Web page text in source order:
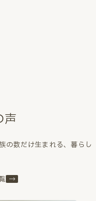
声
の数だけ生まれる、暮らし